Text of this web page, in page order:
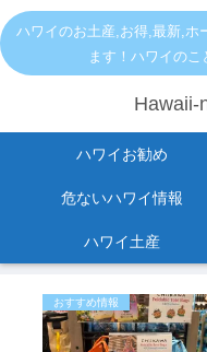
ハワイのお土産,お得,最新,ホ
ます！ハワイのこ
Hawaii-
ハワイお勧め
危ないハワイ情報
ハワイ土産
おすすめ情報